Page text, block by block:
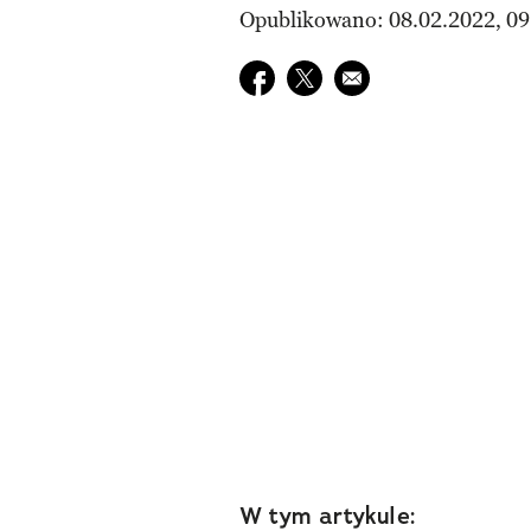
Opublikowano: 08.02.2022,
Udostępnij na facebook
Udostępnij na twitter
E-mail do przyjaciela
W tym artykule: